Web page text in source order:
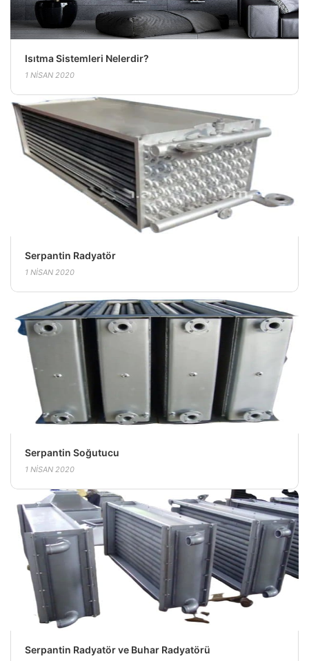
Isıtma Sistemleri Nelerdir?
1 NISAN 2020
Serpantin Radyatör
1 NISAN 2020
Serpantin Soğutucu
1 NISAN 2020
Serpantin Radyatör ve Buhar Radyatörü